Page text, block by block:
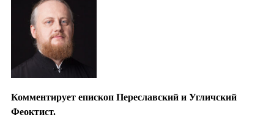
Комментирует епископ Переславский и Угличский
Феоктист.